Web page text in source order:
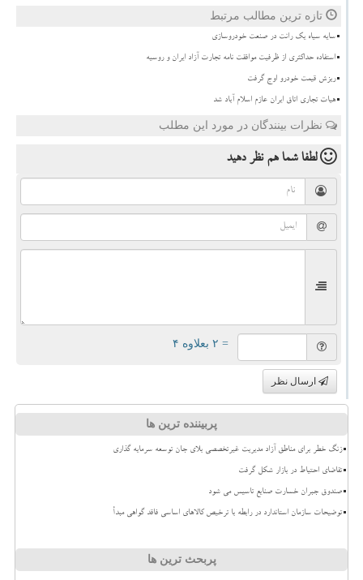
تازه ترین مطالب مرتبط
سایه سیاه یک رانت در صنعت خودروسازی
استفاده حداکثری از ظرفیت موافقت نامه تجارت آزاد ایران و روسیه
ریزش قیمت خودرو اوج گرفت
هیات تجاری اتاق ایران عازم اسلام آباد شد
نظرات بینندگان در مورد این مطلب
لطفا شما همنظر دهید
= ۲ بعلاوه ۴
ارسال نظر
پربیننده ترین ها
زنگ خطر برای مناطق آزاد مدیریت غیرتخصصی بلای جان توسعه سرمایه گذاری
تقاضای احتیاط در بازار شکل گرفت
صندوق جبران خسارت صنایع تاسیس می شود
توضیحات سازمان استاندارد در رابطه با ترخیص کالاهای اساسی فاقد گواهی مبدأ
پربحث ترین ها